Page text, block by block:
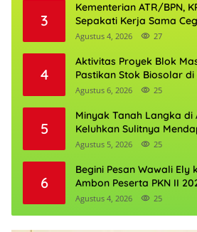
3
Kementerian ATR/BPN,
Sepakati Kerja Sama
Penguatan Ekonomi
Agustus 4, 2026 27
4
Aktivitas Proyek Blok
Pastikan Stok Biosolar
Agustus 6, 2026 25
5
Minyak Tanah Langka di
Keluhkan Sulitnya
Agustus 5, 2026 25
6
Begini Pesan Wawali Ely
Ambon Peserta PKN II
Agustus 4, 2026 25